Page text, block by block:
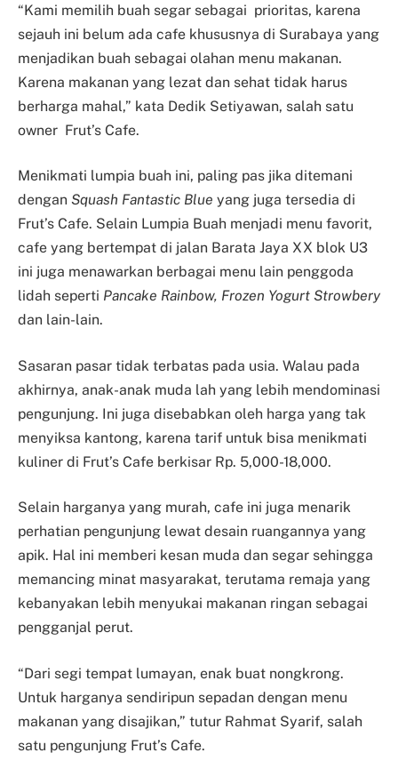
“Kami memilih buah segar sebagai prioritas, karena
sejauh ini belum ada cafe khususnya di Surabaya yang
menjadikan buah sebagai olahan menu makanan.
Karena makanan yang lezat dan sehat tidak harus
berharga mahal,” kata Dedik Setiyawan, salah satu
owner Frut’s Cafe.
Menikmati lumpia buah ini, paling pas jika ditemani
dengan Squash Fantastic Blue yang juga tersedia di
Frut’s Cafe. Selain Lumpia Buah menjadi menu favorit,
cafe yang bertempat di jalan Barata Jaya XX blok U3
ini juga menawarkan berbagai menu lain penggoda
lidah seperti Pancake Rainbow, Frozen Yogurt Strowbery
dan lain-lain.
Sasaran pasar tidak terbatas pada usia. Walau pada
akhirnya, anak-anak muda lah yang lebih mendominasi
pengunjung. Ini juga disebabkan oleh harga yang tak
menyiksa kantong, karena tarif untuk bisa menikmati
kuliner di Frut’s Cafe berkisar Rp. 5,000-18,000.
Selain harganya yang murah, cafe ini juga menarik
perhatian pengunjung lewat desain ruangannya yang
apik. Hal ini memberi kesan muda dan segar sehingga
memancing minat masyarakat, terutama remaja yang
kebanyakan lebih menyukai makanan ringan sebagai
pengganjal perut.
“Dari segi tempat lumayan, enak buat nongkrong.
Untuk harganya sendiripun sepadan dengan menu
makanan yang disajikan,” tutur Rahmat Syarif, salah
satu pengunjung Frut’s Cafe.